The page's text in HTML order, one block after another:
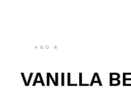
AGO 6
VANILLA